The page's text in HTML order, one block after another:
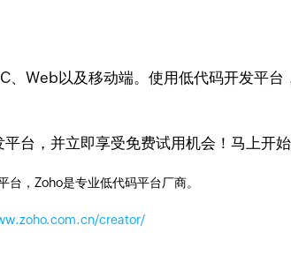
、Web以及移动端。使用低代码开发平
平台，并立即享受免费试用机会！马上开
台，Zoho是专业低代码平台厂商。
creator/